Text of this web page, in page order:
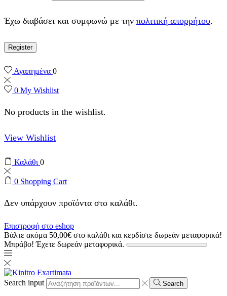
Έχω διαβάσει και συμφωνώ με την πολιτική απορρήτου.
Register
Αγαπημένα 0
0 My Wishlist
No products in the wishlist.
View Wishlist
Καλάθι 0
0 Shopping Cart
Δεν υπάρχουν προϊόντα στο καλάθι.
Επιστροφή στο eshop
Βάλτε ακόμα 50,00€ στο καλάθι και κερδίστε δωρεάν μεταφορικά!
Μπράβο! Έχετε δωρεάν μεταφορικά.
Search input Search